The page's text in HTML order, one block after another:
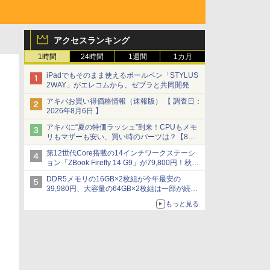
アクセスランキング
1時間 24時間 1週間 1カ月
iPadでもそのまま使えるボールペン「STYLUS
2WAY」がエレコムから、ゼブラと共同開発
アキバお買い得価格情報（速報版） 【 調査日：
2026年8月6日 】
アキバに“夏の特価ラッシュ”到来！CPUもメモ
リもマザーも安い、買い時のパーツは？【8月7
日(金)22時配信】
第12世代Core搭載の14インチワークステーシ
ョン「ZBook Firefly 14 G9」が79,800円！秋葉
原で中古PCセール
DDR5メモリの16GB×2枚組が今年最安の
39,980円、大容量の64GB×2枚組は一部が続騰
もっと見る